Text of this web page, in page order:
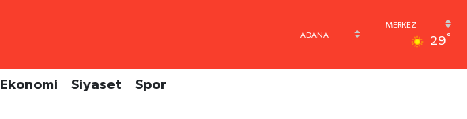
29°
Ekonomi Siyaset Spor